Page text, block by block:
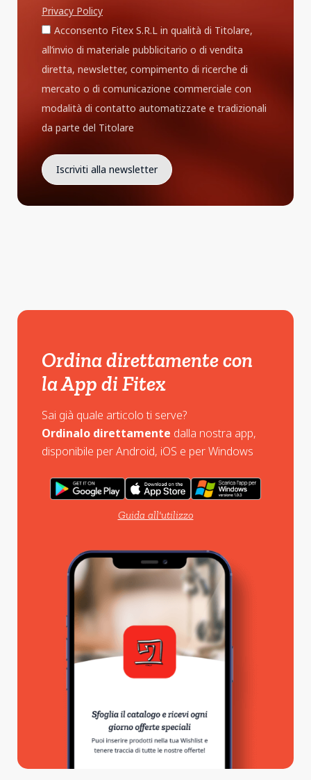
Privacy Policy
Acconsento Fitex S.R.L in qualità di Titolare,
all’invio di materiale pubblicitario o di vendita
diretta, newsletter, compimento di ricerche di
mercato o di comunicazione commerciale con
modalità di contatto automatizzate e tradizionali
da parte del Titolare
Ordina direttamente con
la App di Fitex
Sai già quale articolo ti serve?
Ordinalo direttamente dalla nostra app,
disponibile per Android, iOS e per Windows
Guida all'utilizzo